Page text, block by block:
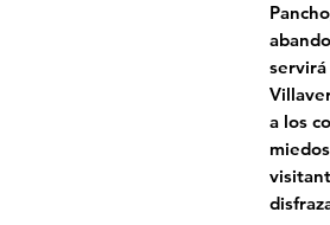
a los